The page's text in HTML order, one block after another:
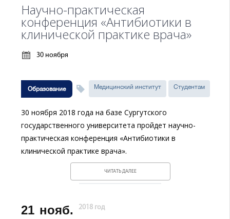
Научно-практическая
конференция «Антибиотики в
клинической практике врача»
30 ноября
Образование Медицинский институт Студентам
30 ноября 2018 года на базе Сургутского
государственного университета пройдет научно-
практическая конференция «Антибиотики в
клинической практике врача».
ЧИТАТЬ ДАЛЕЕ
21 нояб. 2018 год